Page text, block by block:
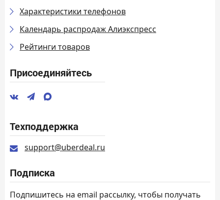
Характеристики телефонов
Календарь распродаж Алиэкспресс
Рейтинги товаров
Присоединяйтесь
Техподдержка
support@uberdeal.ru
Подписка
Подпишитесь на email рассылку, чтобы получать